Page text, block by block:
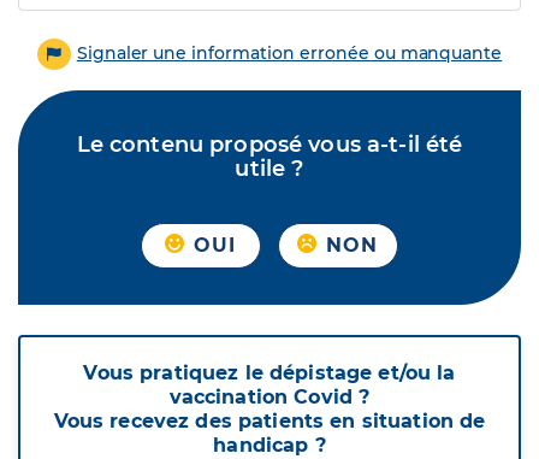
Signaler une information erronée ou manquante
Le contenu proposé vous a-t-il été
utile ?
OUI NON
Vous pratiquez le dépistage et/ou la
vaccination Covid ?
Vous recevez des patients en situation de
handicap ?